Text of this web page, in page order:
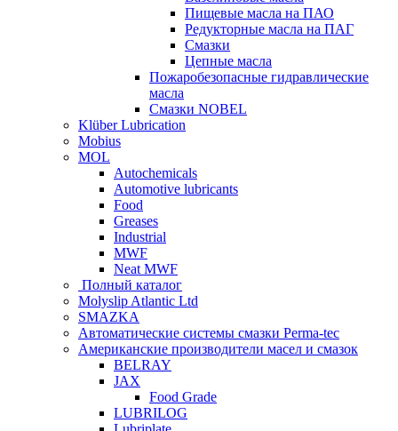
Пищевые масла на ПАО
Редукторные масла на ПАГ
Смазки
Цепные масла
Пожаробезопасные гидравлические
масла
Смазки NOBEL
Klüber Lubrication
Mobius
MOL
Autochemicals
Automotive lubricants
Food
Greases
Industrial
MWF
Neat MWF
Полный каталог
Molyslip Atlantic Ltd
SMAZKA
Автоматические системы смазки Perma-tec
Американские производители масел и смазок
BELRAY
JAX
Food Grade
LUBRILOG